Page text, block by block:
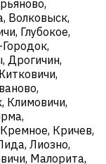
Волковыск,
Глубокое,
Дрогичин,
Климовичи,
Кричев,
Лиозно,
Малорита,